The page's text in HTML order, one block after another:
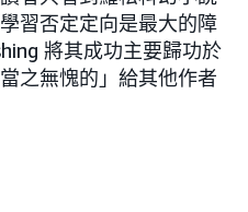
習否定定向是最大的障
將其成功主要歸功於
之無愧的」給其他作者